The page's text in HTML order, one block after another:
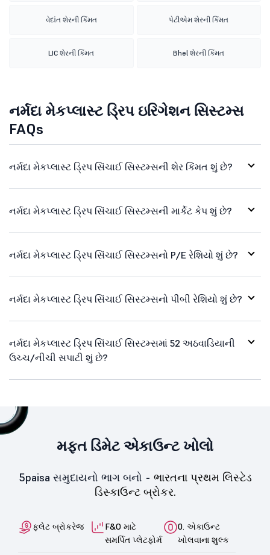
વેદાંત શેરની કિંમત પેટીએમ શેરની કિંમત
LIC શેરની કિંમત Bhel શેરની કિંમત
નર્મદા મેકપ્લાસ્ટ ડ્રિપ ઇરિગેશન સિસ્ટમ્સ
FAQs
નર્મદા મેકપ્લાસ્ટ ડ્રિપ સિંચાઈ સિસ્ટમ્સની શેર કિંમત શું છે?
નર્મદા મેકપ્લાસ્ટ ડ્રિપ સિંચાઈ સિસ્ટમ્સની માર્કેટ કેપ શું છે?
નર્મદા મેકપ્લાસ્ટ ડ્રિપ સિંચાઈ સિસ્ટમ્સનો P/E રેશિયો શું છે?
નર્મદા મેકપ્લાસ્ટ ડ્રિપ સિંચાઈ સિસ્ટમ્સનો પીબી રેશિયો શું છે?
નર્મદા મેકપ્લાસ્ટ ડ્રિપ સિંચાઈ સિસ્ટમ્સમાં 52 અઠવાડિયાની
ઉચ્ચ/નીચી સપાટી શું છે?
મફત ડિમેટ એકાઉન્ટ ખોલો
5paisa સમુદાયનો ભાગ બનો - ભારતના પ્રથમ લિસ્ટેડ
ડિસ્કાઉન્ટ બ્રોકર.
ફ્લેટ બ્રોકરેજ
F&O માટે
સમર્પિત પ્લેટફોર્મ
0. એકાઉન્ટ
ખોલવાના શુલ્ક